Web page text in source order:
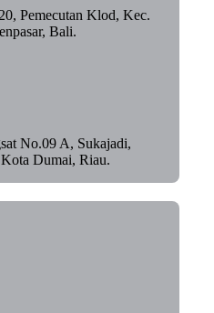
Pemecutan Klod, Kec.
Bali.
No.09 A, Sukajadi,
Dumai, Riau.